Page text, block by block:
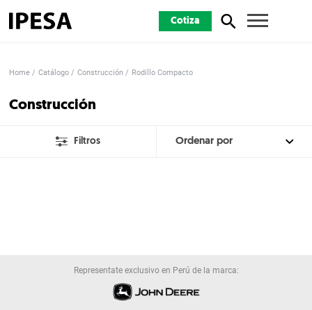
Cotiza
Home Catálogo Construcción Rodillo Compacto
Construcción
Filtros
Representate exclusivo en Perú de la marca: